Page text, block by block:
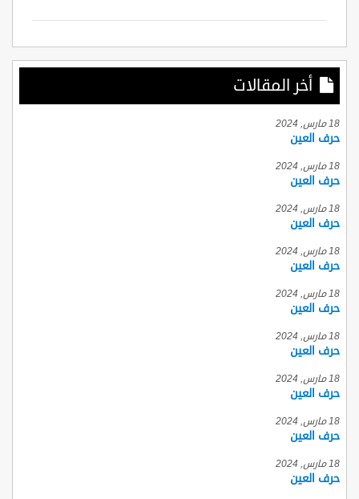
أخر المقالات
18 مارس, 2024
حرف العين
18 مارس, 2024
حرف العين
18 مارس, 2024
حرف العين
18 مارس, 2024
حرف العين
18 مارس, 2024
حرف العين
18 مارس, 2024
حرف العين
18 مارس, 2024
حرف العين
18 مارس, 2024
حرف العين
18 مارس, 2024
حرف العين